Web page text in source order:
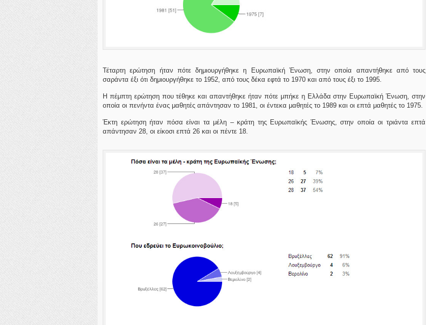
Τέταρτη ερώτηση ήταν πότε δημιουργήθηκε η Ευρωπαϊκή Ένωση, στην οποία απαντήθηκε από τους
σαράντα έξι ότι δημιουργήθηκε το 1952, από τους δέκα εφτά το 1970 και από τους έξι το 1995.
Η πέμπτη ερώτηση που τέθηκε και απαντήθηκε ήταν πότε μπήκε η Ελλάδα στην Ευρωπαϊκή Ένωση, στην
οποία οι πενήντα ένας μαθητές απάντησαν το 1981, οι έντεκα μαθητές το 1989 και οι επτά μαθητές το 1975.
Έκτη ερώτηση ήταν πόσα είναι τα μέλη – κράτη της Ευρωπαϊκής Ένωσης, στην οποία οι τριάντα επτά
απάντησαν 28, οι είκοσι επτά 26 και οι πέντε 18.